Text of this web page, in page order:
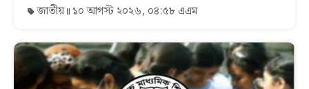
জাতীয় ১০ আগস্ট ২০২৬, ০৪:৫৮ এএম